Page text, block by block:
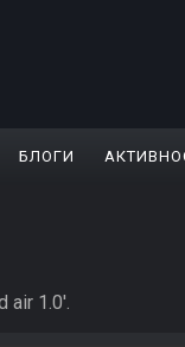
БЛОГИ
air 1.0'.